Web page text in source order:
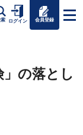
索 ログイン 会員登録
の落とし